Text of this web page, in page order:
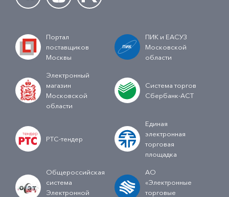
Портал
поставщиков
Москвы
ПИК и ЕАСУЗ
Московской
области
Электронный
магазин
Московской
области
Система торгов
Сбербанк-АСТ
РТС-тендер
Единая
электронная
торговая
площадка
Общероссийская
система
Электронной
АО
«Электронные
торговые